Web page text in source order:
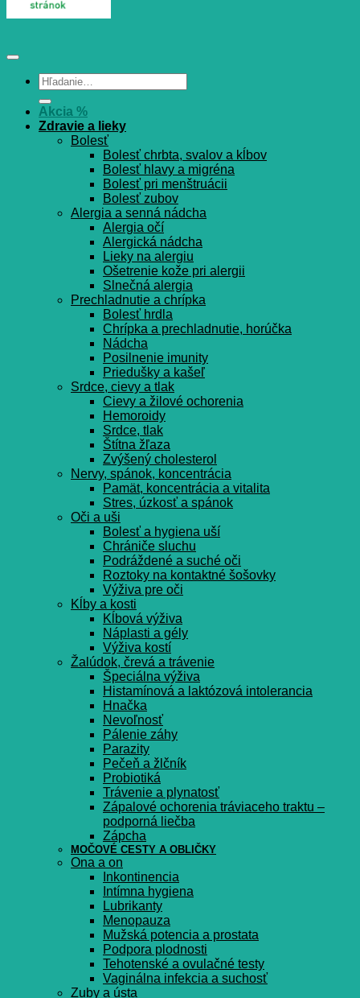
Hľadať:
Akcia %
Zdravie a lieky
Bolesť
Bolesť chrbta, svalov a kĺbov
Bolesť hlavy a migréna
Bolesť pri menštruácii
Bolesť zubov
Alergia a senná nádcha
Alergia očí
Alergická nádcha
Lieky na alergiu
Ošetrenie kože pri alergii
Slnečná alergia
Prechladnutie a chrípka
Bolesť hrdla
Chrípka a prechladnutie, horúčka
Nádcha
Posilnenie imunity
Priedušky a kašeľ
Srdce, cievy a tlak
Cievy a žilové ochorenia
Hemoroidy
Srdce, tlak
Štítna žľaza
Zvýšený cholesterol
Nervy, spánok, koncentrácia
Pamät, koncentrácia a vitalita
Stres, úzkosť a spánok
Oči a uši
Bolesť a hygiena uší
Chrániče sluchu
Podráždené a suché oči
Roztoky na kontaktné šošovky
Výživa pre oči
Kĺby a kosti
Kĺbová výživa
Náplasti a gély
Výživa kostí
Žalúdok, črevá a trávenie
Špeciálna výživa
Histamínová a laktózová intolerancia
Hnačka
Nevoľnosť
Pálenie záhy
Parazity
Pečeň a žlčník
Probiotiká
Trávenie a plynatosť
Zápalové ochorenia tráviaceho traktu –
podporná liečba
Zápcha
MOČOVÉ CESTY A OBLIČKY
Ona a on
Inkontinencia
Intímna hygiena
Lubrikanty
Menopauza
Mužská potencia a prostata
Podpora plodnosti
Tehotenské a ovulačné testy
Vaginálna infekcia a suchosť
Zuby a ústa